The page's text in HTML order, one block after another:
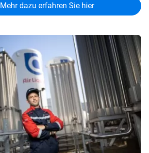
Mehr dazu erfahren Sie hier